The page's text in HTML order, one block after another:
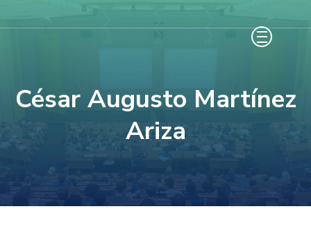
al
Intro)
César Augusto Martínez
Ariza